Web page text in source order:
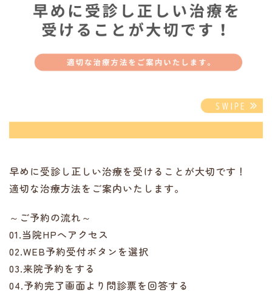
早めに受診し正しい治療を受けることが大切です！
適切な治療方法をご案内いたします。
～ご予約の流れ～
01.当院HPへアクセス
02.WEB予約受付ボタンを選択
03.来院予約をする
04.予約完了画面より問診票を回答する